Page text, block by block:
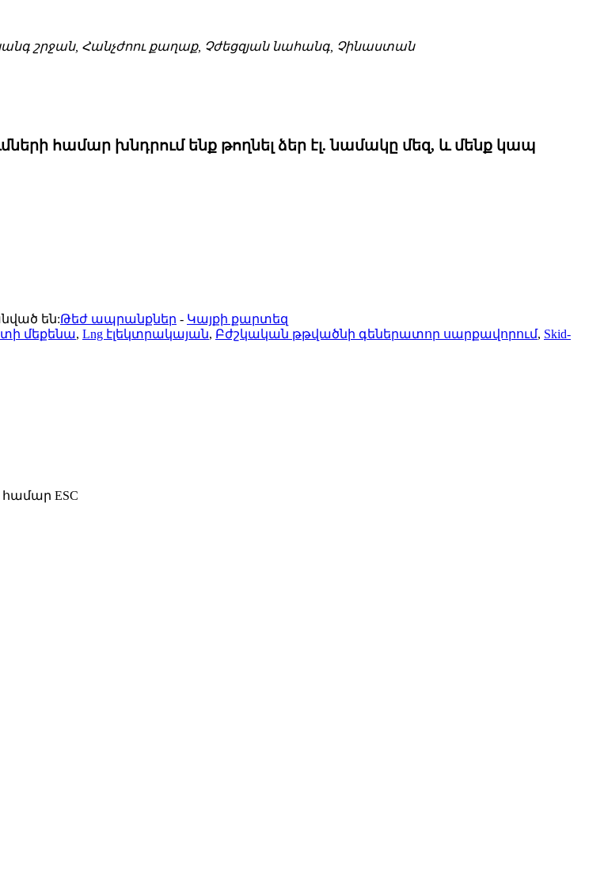
շրջան, Հանչժոու քաղաք, Չժեցզյան նահանգ, Չինաստան
համար խնդրում ենք թողնել ձեր էլ. նամակը մեզ, և մենք կապ
են:Թեժ ապրանքներ - Կայքի քարտեզ
մեքենա, Lng էլեկտրակայան, Բժշկական թթվածնի գեներատոր սարքավորում, Skid-
ESC